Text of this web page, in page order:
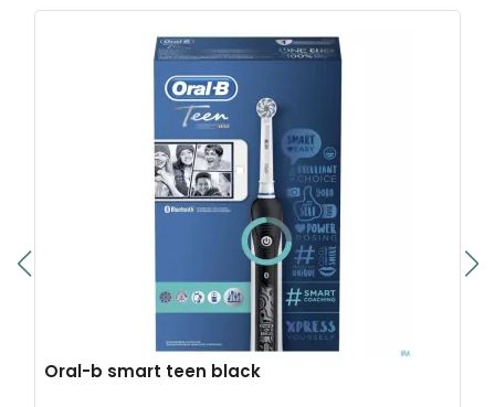
Oral-b smart teen black